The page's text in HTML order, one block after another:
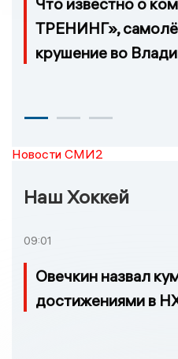
ТРЕНИНГ»,
крушение во
Новости СМИ2
Наш Хоккей
09:01
Овечкин назвал
достижениями в